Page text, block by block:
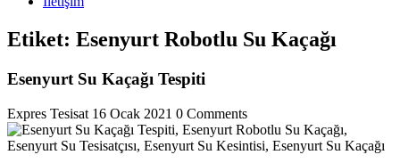
Close
Menu
Etiket: Esenyurt Robotlu Su Kaçağı
Esenyurt Su Kaçağı Tespiti
Expres Tesisat 16 Ocak 2021 0 Comments